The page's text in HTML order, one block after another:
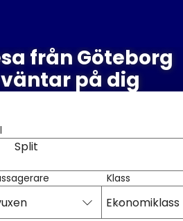
från Göteborg
på dig
Split
Klass
Ekonomiklass